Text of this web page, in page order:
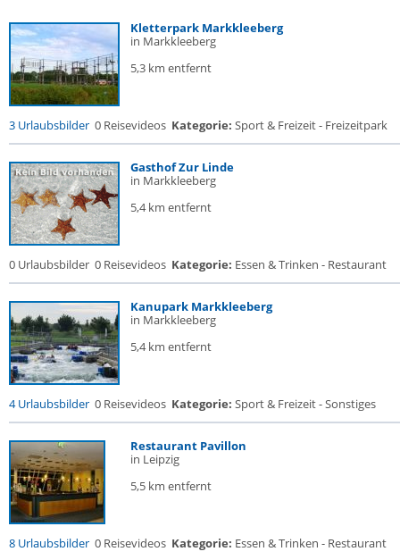
Kletterpark Markkleeberg
in Markkleeberg
5,3 km entfernt
3 Urlaubsbilder 0 Reisevideos Kategorie: Sport & Freizeit - Freizeitpark
Gasthof Zur Linde
in Markkleeberg
5,4 km entfernt
0 Urlaubsbilder 0 Reisevideos Kategorie: Essen & Trinken - Restaurant
Kanupark Markkleeberg
in Markkleeberg
5,4 km entfernt
4 Urlaubsbilder 0 Reisevideos Kategorie: Sport & Freizeit - Sonstiges
Restaurant Pavillon
in Leipzig
5,5 km entfernt
8 Urlaubsbilder 0 Reisevideos Kategorie: Essen & Trinken - Restaurant